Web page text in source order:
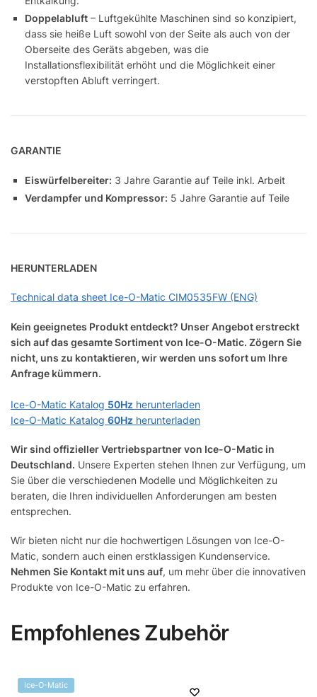
Doppelabluft – Luftgekühlte Maschinen sind so konzipiert,
dass sie heiße Luft sowohl von der Seite als auch von der
Oberseite des Geräts abgeben, was die
Installationsflexibilität erhöht und die Möglichkeit einer
verstopften Abluft verringert.
GARANTIE
Eiswürfelbereiter: 3 Jahre Garantie auf Teile inkl. Arbeit
Verdampfer und Kompressor: 5 Jahre Garantie auf Teile
HERUNTERLADEN
Technical data sheet Ice-O-Matic CIM0535FW (ENG)
Kein geeignetes Produkt entdeckt? Unser Angebot erstreckt
sich auf das gesamte Sortiment von Ice-O-Matic. Zögern Sie
nicht, uns zu kontaktieren, wir werden uns sofort um Ihre
Anfrage kümmern.
Ice-O-Matic Katalog 50Hz herunterladen
Ice-O-Matic Katalog 60Hz herunterladen
Wir sind offizieller Vertriebspartner von Ice-O-Matic in
Deutschland. Unsere Experten stehen Ihnen zur Verfügung, um
Sie über die verschiedenen Modelle und Möglichkeiten zu
beraten, die Ihren individuellen Anforderungen am besten
entsprechen.
Wir bieten nicht nur die hochwertigen Lösungen von Ice-O-
Matic, sondern auch einen erstklassigen Kundenservice.
Nehmen Sie Kontakt mit uns auf, um mehr über die innovativen
Produkte von Ice-O-Matic zu erfahren.
Empfohlenes Zubehör
Ice-O-Matic